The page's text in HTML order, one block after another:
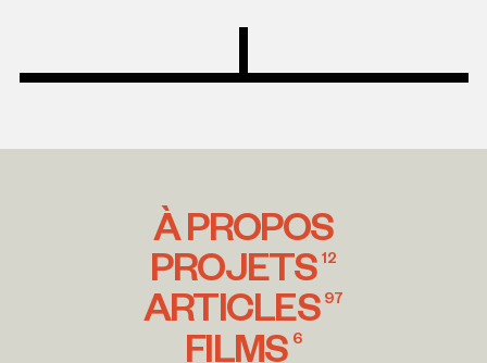
À PROPOS
PROJETS 12
ARTICLES 97
FILMS 6